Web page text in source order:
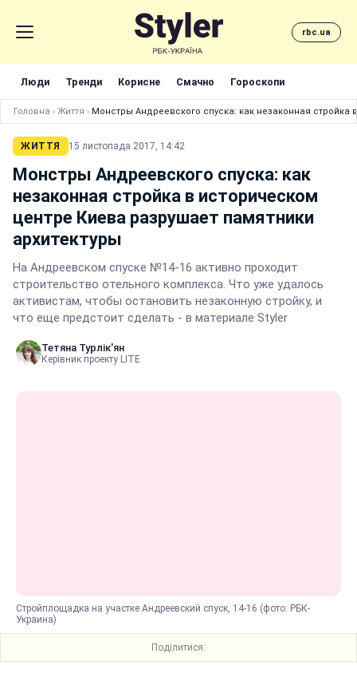
rbc.ua
Люди Тренди Корисне Смачно Гороскопи
Головна › Життя › Монстры Андреевского спуска: как незаконная стройка
ЖИТТЯ 15 листопада 2017, 14:42
Монстры Андреевского спуска: как
незаконная стройка в историческом
центре Киева разрушает памятники
архитектуры
На Андреевском спуске №14-16 активно проходит
строительство отельного комплекса. Что уже удалось
активистам, чтобы остановить незаконную стройку, и
что еще предстоит сделать - в материале Styler
Тетяна Турлік'ян
Керівник проекту LITE
Стройплощадка на участке Андреевский спуск, 14-16 (фото: РБК-
Украина)
Поділитися: